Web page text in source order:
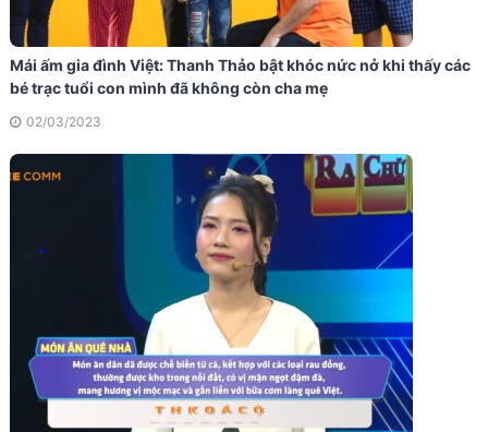
Mái ấm gia đình Việt: Thanh Thảo bật khóc nức nở khi thấy các
bé trạc tuổi con mình đã không còn cha mẹ
02/03/2023